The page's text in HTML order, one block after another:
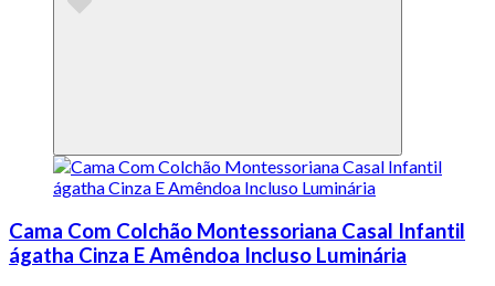
Cama Com Colchão Montessoriana Casal Infantil
ágatha Cinza E Amêndoa Incluso Luminária